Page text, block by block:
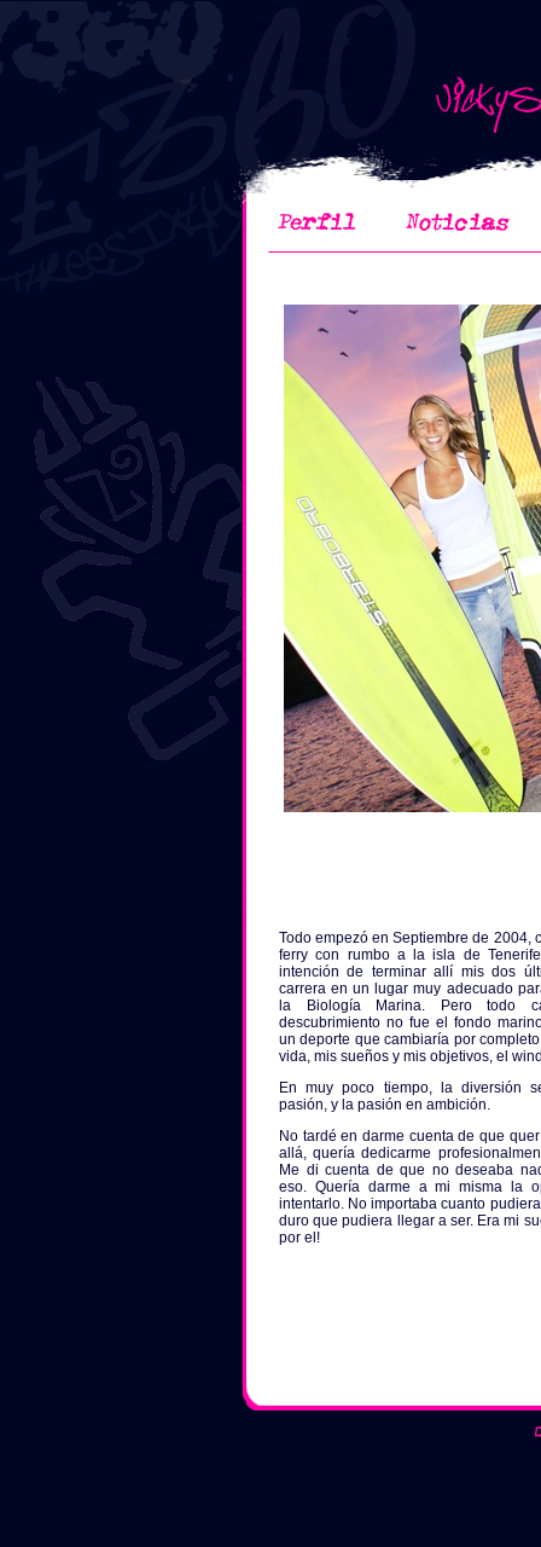
Todo empezó en Septiembre de 2004,
ferry con rumbo a la isla de
intención de terminar allí mis dos
carrera en un lugar muy adecuado
la Biología Marina. Pero todo
descubrimiento no fue el fondo
un deporte que cambiaría por
vida, mis sueños y mis objetivos, el
En muy poco tiempo, la diversión
pasión, y la pasión en ambición.
No tardé en darme cuenta de que
allá, quería dedicarme
Me di cuenta de que no deseaba
eso. Quería darme a mi misma la
intentarlo. No importaba cuanto
duro que pudiera llegar a ser. Era mi
por el!